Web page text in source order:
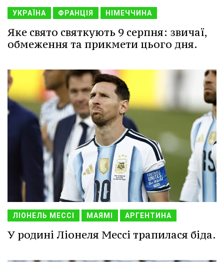
УКРАЇНА ФРАНЦІЯ НІМЕЧЧИНА
Яке свято святкують 9 серпня: звичаї,
обмеження та прикмети цього дня.
ЛІОНЕЛЬ МЕССІ МАЯМІ АРГЕНТИНА
У родині Ліонеля Мессі трапилася біда.